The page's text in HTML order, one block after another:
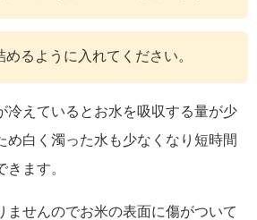
るように入れてください。
冷えているとお水を吸収する量が少
め白く濁った水も少なくなり短時間
ます。
ませんのでお米の表面に傷がついて